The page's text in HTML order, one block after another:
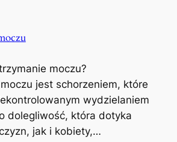
moczu?
jest schorzeniem, które
wydzielaniem
dolegliwość, która dotyka
jak i kobiety,…